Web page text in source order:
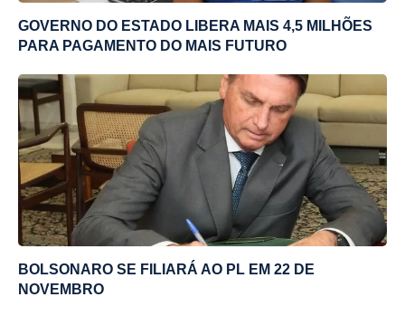
GOVERNO DO ESTADO LIBERA MAIS 4,5 MILHÕES
PARA PAGAMENTO DO MAIS FUTURO
BOLSONARO SE FILIARÁ AO PL EM 22 DE
NOVEMBRO